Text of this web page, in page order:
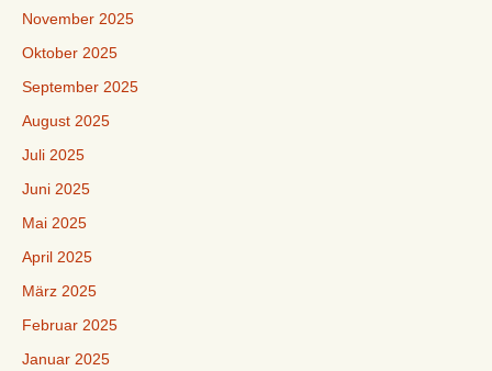
November 2025
Oktober 2025
September 2025
August 2025
Juli 2025
Juni 2025
Mai 2025
April 2025
März 2025
Februar 2025
Januar 2025